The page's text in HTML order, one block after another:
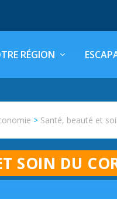
RÉGION
> Santé, beauté et
SOIN DU